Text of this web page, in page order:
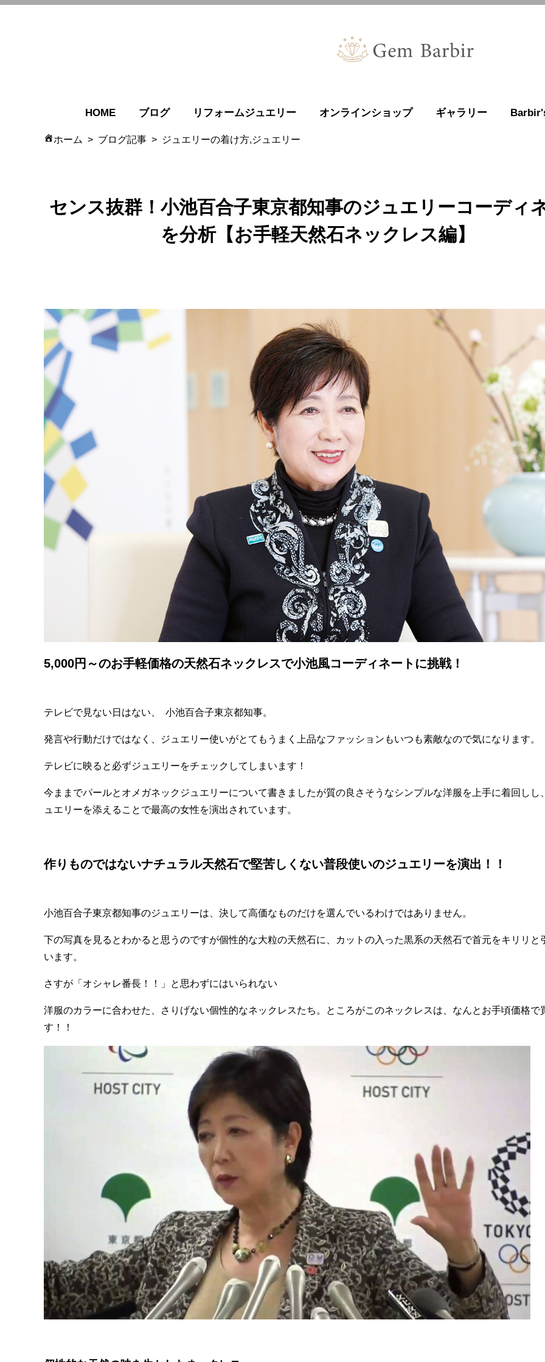
HOME ブログ リフォームジュエリー オンラインショップ ギャラリー
ホーム ブログ記事 ジュエリーの着け方,ジュエリー
センス抜群！小池百合子東京都知事のジュエリーコーディ
を分析【お手軽天然石ネックレス編】
5,000円～のお手軽価格の天然石ネックレスで小池風コーディネートに挑戦！
テレビで見ない日はない、 小池百合子東京都知事。
発言や行動だけではなく、ジュエリー使いがとてもうまく上品なファッションもいつも素敵なので気になります。
テレビに映ると必ずジュエリーをチェックしてしまいます！
今ままでパールとオメガネックジュエリーについて書きましたが質の良さそうなシンプルな洋服を上手に着回しし
ュエリーを添えることで最高の女性を演出されています。
作りものではないナチュラル天然石で堅苦しくない普段使いのジュエリーを演出！！
小池百合子東京都知事のジュエリーは、決して高価なものだけを選んでいるわけではありません。
下の写真を見るとわかると思うのですが個性的な大粒の天然石に、カットの入った黒系の天然石で首元をキリリと
います。
さすが「オシャレ番長！！」と思わずにはいられない
洋服のカラーに合わせた、さりげない個性的なネックレスたち。ところがこのネックレスは、なんとお手頃価格で
す！！